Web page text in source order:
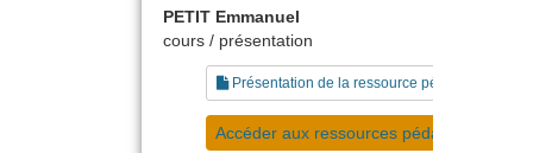
PETIT Emmanuel
cours / présentation
Présentation de la ressource pédagogique
Accéder aux ressources pédagogiques